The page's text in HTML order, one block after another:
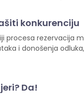
konkurenciju
procesa rezervacija
i donošenja
Da!